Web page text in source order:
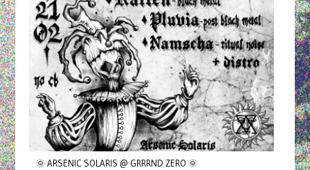
🌞 ARSENIC SOLARIS @ GRRRND ZERO 🌞